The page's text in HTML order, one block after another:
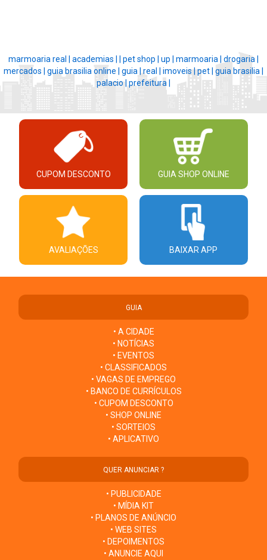
marmoaria real | academias | pet shop | up | marmoaria | drogaria |
mercados | guia brasilia online | guia |real | imoveis |pet | guia brasilia |
palacio | prefeitura |
CUPOM DESCONTO GUIA SHOP ONLINE
AVALIAÇÕES BAIXAR APP
GUIA
• A CIDADE
• NOTÍCIAS
• EVENTOS
• CLASSIFICADOS
• VAGAS DE EMPREGO
• BANCO DE CURRÍCULOS
• CUPOM DESCONTO
• SHOP ONLINE
• SORTEIOS
• APLICATIVO
QUER ANUNCIAR ?
• PUBLICIDADE
• MÍDIA KIT
• PLANOS DE ANÚNCIO
• WEB SITES
• DEPOIMENTOS
• ANUNCIE AQUI